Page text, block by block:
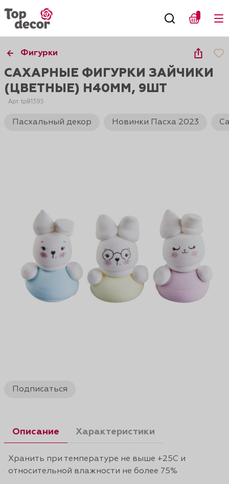
Фигурки
САХАРНЫЕ ФИГУРКИ ЗАЙЧИКИ
(ЦВЕТНЫЕ) H40ММ, 9ШТ
Арт. tp81395
Пасхальный декор Новинки Пасха 2023
Подписаться
Описание Характеристики
Хранить при температуре не выше +25С и
относительной влажности не более 75%